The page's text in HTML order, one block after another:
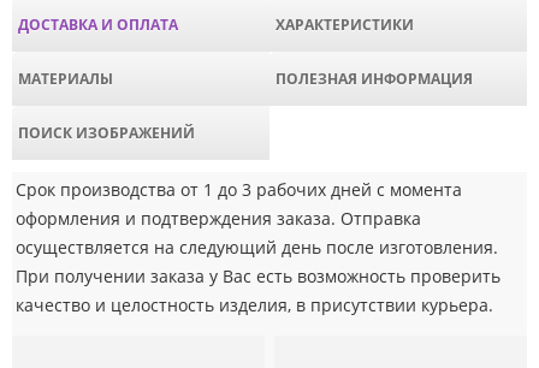
ДОСТАВКА И ОПЛАТА ХАРАКТЕРИСТИКИ
МАТЕРИАЛЫ ПОЛЕЗНАЯ ИНФОРМАЦИЯ
ПОИСК ИЗОБРАЖЕНИЙ
Срок производства от 1 до 3 рабочих дней с момента
оформления и подтверждения заказа. Отправка
осуществляется на следующий день после изготовления.
При получении заказа у Вас есть возможность проверить
качество и целостность изделия, в присутствии курьера.